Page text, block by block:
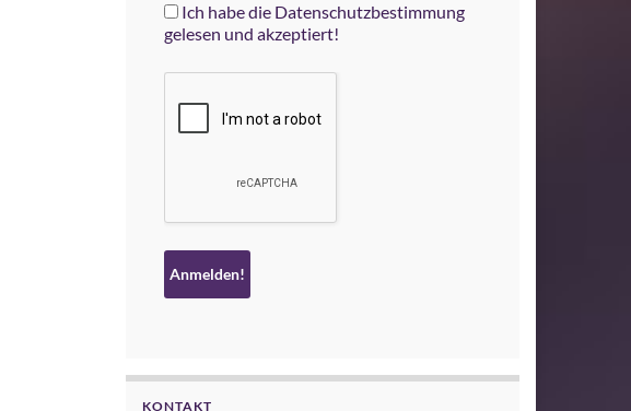
Ich habe die Datenschutzbestimmung
gelesen und akzeptiert!
KONTAKT